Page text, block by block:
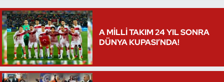
A MİLLİ TAKIM 24 YIL SONRA
DÜNYA KUPASI’NDA!
Satranç
Su Topu
Sualtı Sporları